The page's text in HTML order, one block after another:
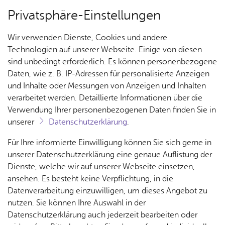
Über­sicht Bür­ger & Stadt
Rat­
haus &
Bür­
ger­
ser­vice
Rat­
häu­ser
Nach­
rich­
ten,
Vi­de­os
& Bil­
der
Me­di­
Jobs
Stel­
len­an­
ge­bo­te
Aus­bil­
dung &
Stu­di­
Bauen
& Um­
welt
Geo­
da­ten
Ge­
sund­
heit &
kum
Ar­chiv
Ter­min spei­chern
Ver­an­stal­tung dru­cken
Vor­le­sen
Sams­tag, 02. Au­gust 2025 , 15:00 Uhr
Die Suche nach dem verlorenen Gletscher
Die Heimat des Schneezwergen-Mädchens Lykke Eira ist
Privatsphäre-Einstellungen
Wir verwenden Dienste, Cookies und andere
Technologien auf unserer Webseite. Einige von diesen
sind unbedingt erforderlich. Es können personenbezogene
Daten, wie z. B. IP-Adressen für personalisierte Anzeigen
und Inhalte oder Messungen von Anzeigen und Inhalten
verarbeitet werden. Detaillierte Informationen über die
Verwendung Ihrer personenbezogenen Daten finden Sie in
unserer
Datenschutzerklärung.
Für Ihre informierte Einwilligung können Sie sich gerne in
unserer Datenschutzerklärung eine genaue Auflistung der
Dienste, welche wir auf unserer Webseite einsetzen,
ansehen. Es besteht keine Verpflichtung, in die
Datenverarbeitung einzuwilligen, um dieses Angebot zu
nutzen. Sie können Ihre Auswahl in der
Datenschutzerklärung auch jederzeit bearbeiten oder